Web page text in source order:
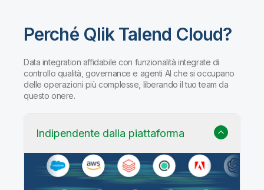
Perché Qlik Talend Cloud?
Data integration affidabile con funzionalità integrate di
controllo qualità, governance e agenti AI che si occupano
delle operazioni più complesse, liberando il tuo team da
questo onere.
Indipendente dalla piattaforma